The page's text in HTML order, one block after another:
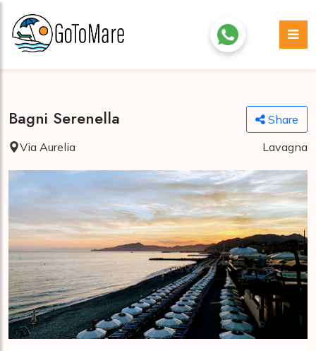
Bagni Serenella
Share
Via Aurelia
Lavagna